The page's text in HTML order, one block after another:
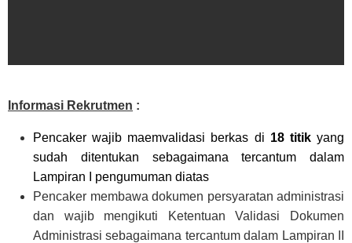
Informasi Rekrutmen :
Pencaker wajib maemvalidasi berkas di 18 titikyang
sudah ditentukan sebagaimana tercantum dalam
Lampiran I pengumuman diatas
Pencaker membawa dokumen persyaratan administrasi
dan wajib mengikuti Ketentuan Validasi Dokumen
Administrasi sebagaimana tercantum dalam Lampiran II